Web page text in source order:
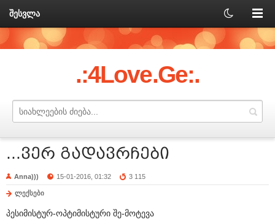
შესვლა
.:4Love.Ge:.
...ვერ გადავრჩები
Anna))) 15-01-2016, 01:32 3 115
ლექსები
პესიმისტურ-ოპტიმისტური შე-მოტევა